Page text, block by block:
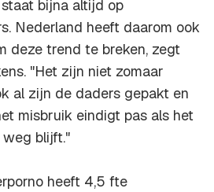
bijna altijd op
Nederland heeft daarom ook
deze trend te breken, zegt
"Het zijn niet zomaar
al zijn de daders gepakt en
misbruik eindigt pas als het
blijft."
heeft 4,5 fte